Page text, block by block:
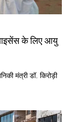
के लिए आयु
मंत्री डॉ. किरोड़ी